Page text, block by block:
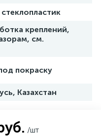
креплений,
см.
покраску
Казахстан
/шт